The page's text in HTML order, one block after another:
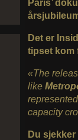
Paris’
Det er
tipset kom
«The
like
capacity
Du sjekker